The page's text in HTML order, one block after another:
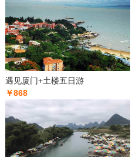
遇见厦门+土楼五日游
￥868